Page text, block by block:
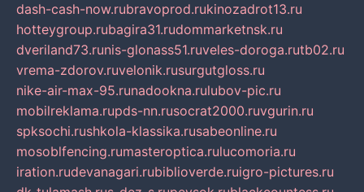
dash-cash-now.rubravoprod.rukinozadrot13.ru
hotteygroup.rubagira31.rudommarketnsk.ru
dveriland73.runis-glonass51.ruveles-doroga.rutb02.ru
vrema-zdorov.ruvelonik.rusurgutgloss.ru
nike-air-max-95.runadookna.rulubov-pic.ru
mobilreklama.rupds-nn.rusocrat2000.ruvgurin.ru
spksochi.rushkola-klassika.rusabeonline.ru
mosoblfencing.rumasteroptica.rulucomoria.ru
iration.rudevanagari.rubiblioverde.ruigro-pictures.ru